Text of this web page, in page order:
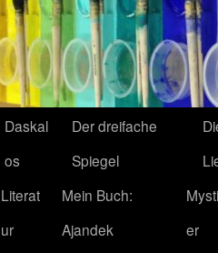
Daskal
os
Der dreifache
Spiegel
Literat
ur
Mein Buch:
Ajandek
er